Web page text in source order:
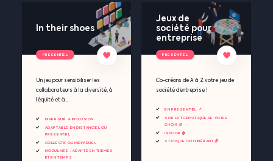
In their shoes
Un jeu pour sensibiliser les
collaborateurs à la diversité, à
l’équité et à...
DIVERSITÉ & INCLUSION
ADAPTABLE EN DISTANCIEL OU
PRÉSENTIEL
COLLECTIF OU INDIVIDUEL
MODULAIRE : ADAPTÉ EN THÈMES
ET EN TEMPS
PRESENTIEL
Jeux de
société pour
entreprise
Co-créons de A à Z votre jeu de
société d’entreprise !
EN PRÉSENTIEL 📍
SUR LA THÉMATIQUE DE VOTRE
CHOIX 🎨
INDOOR 🏠
STATIQUE OU ITINÉRANT 🪑
PRESENTIEL